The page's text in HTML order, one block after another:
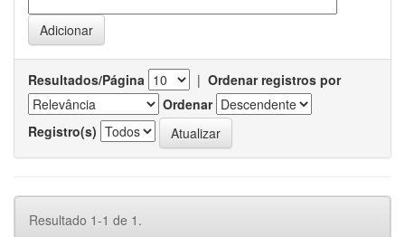
Resultados/Página | Ordenar registros por
Ordenar
Registro(s)
Resultado 1-1 de 1.